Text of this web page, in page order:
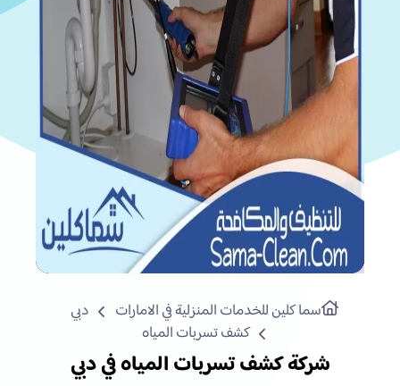
سما كلين للخدمات المنزلية في الامارات
دبي
كشف تسربات المياه
شركة كشف تسربات المياه في دبي